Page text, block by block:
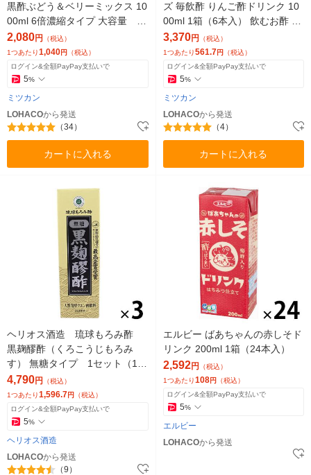
黒酢ぶどう＆ベリーミックス 10
00ml 6倍濃縮タイプ 大容量 飲
むお酢 2本
2,080円
（税込）
1つあたり1,040円 （税込）
ログイン&全額PayPay支払いで
5%
ミツカン
LOHACOから発送
（34）
カートに入れる
ズ 毎飲酢 りんご酢ドリンク 10
00ml 1箱（6本入） 飲むお酢 お
酢ドリンク ストレート飲料
3,370円
（税込）
1つあたり561.7 円 （税込）
ログイン&全額PayPay支払いで
5%
ミツカン
LOHACOから発送
（4）
カートに入れる
ヘリオス酒造 琉球もろみ酢
黒麹醪酢（くろこうじもろみ
す） 無糖タイプ 1セット（1本
（720ml）×3）
4,790円 （税込）
1つあたり1,596.7円 （税込）
ログイン&全額PayPay支払いで
5%
ヘリオス酒造
LOHACOから発送
（9）
エルビー ばあちゃんの赤しそド
リンク 200ml 1箱（24本入）
2,592円 （税込）
1つあたり108円 （税込）
ログイン&全額PayPay支払いで
5%
エルビー
LOHACOから発送